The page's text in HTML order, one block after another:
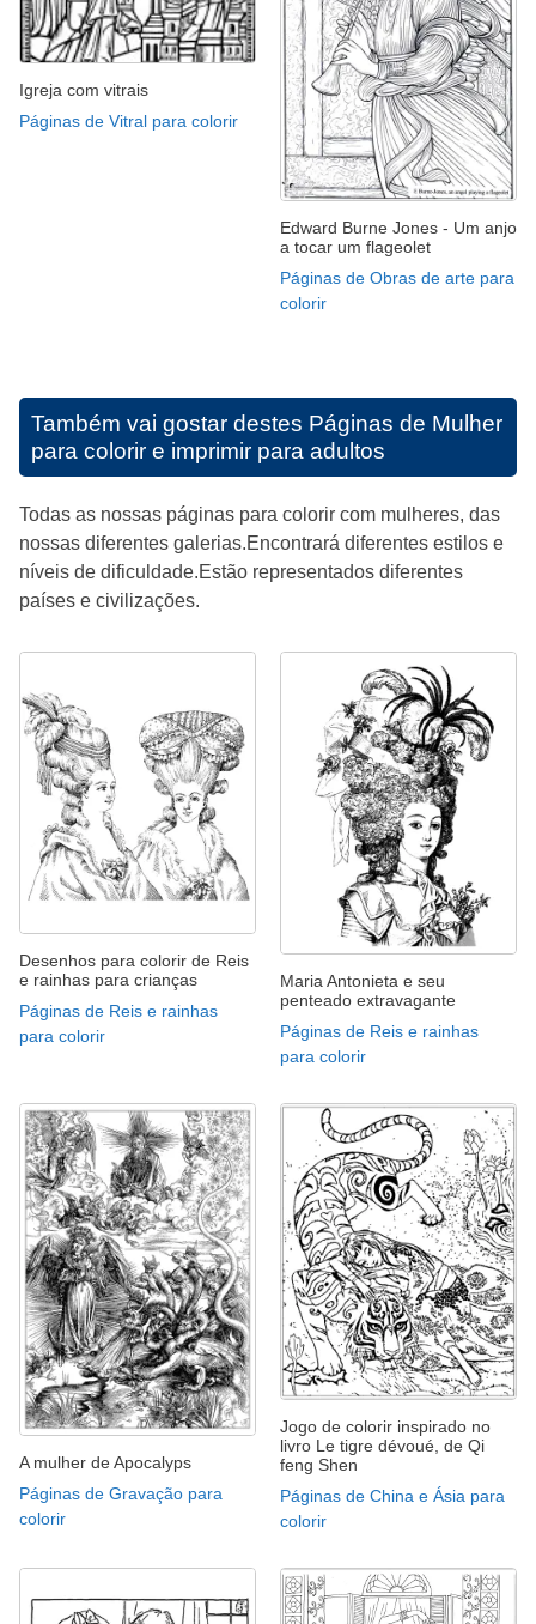
Igreja com vitrais
Páginas de Vitral para colorir
Edward Burne Jones - Um anjo
a tocar um flageolet
Páginas de Obras de arte para
colorir
Também vai gostar destes Páginas de Mulher
para colorir e imprimir para adultos
Todas as nossas páginas para colorir com mulheres, das
nossas diferentes galerias.Encontrará diferentes estilos e
níveis de dificuldade.Estão representados diferentes
países e civilizações.
Desenhos para colorir de Reis
e rainhas para crianças
Páginas de Reis e rainhas
para colorir
Maria Antonieta e seu
penteado extravagante
Páginas de Reis e rainhas
para colorir
A mulher de Apocalyps
Páginas de Gravação para
colorir
Jogo de colorir inspirado no
livro Le tigre dévoué, de Qi
feng Shen
Páginas de China e Ásia para
colorir